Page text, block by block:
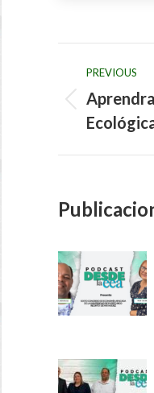
Post
PREVIOUS
Previous
post: